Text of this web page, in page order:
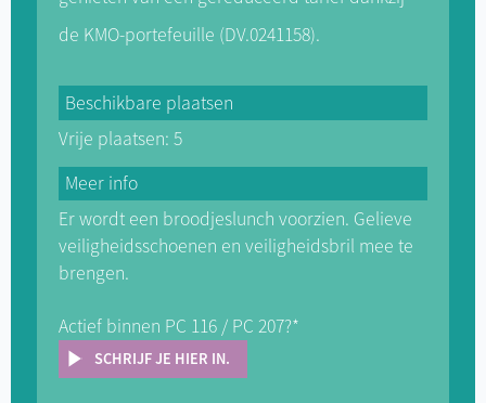
diploma ‘pedagogische bekwaamheid’. Vlak
overstap naar PlastIQ. Hier heb ik echt het
gevoel dat mijn opgedane kennis, de
industrie en de sociale sector perfect
samenkomen. De combinatie van het
lesgeven en mensen vooruithelpen in het
leven, geeft enorm veel voldoening.
de KMO-portefeuille (DV.0241158).
Beschikbare plaatsen
Vrije plaatsen: 5
Meer info
Er wordt een broodjeslunch voorzien. Gelieve
veiligheidsschoenen en veiligheidsbril mee te
brengen.
Actief binnen PC 116 / PC 207?*
SCHRIJF JE HIER IN.